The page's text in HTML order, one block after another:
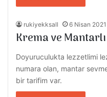
rukiyekksall 6 Nisan 2021
Krema ve Mantarlı
Doyuruculukta lezzetlimi
numara olan, mantar
bir tarifim var.